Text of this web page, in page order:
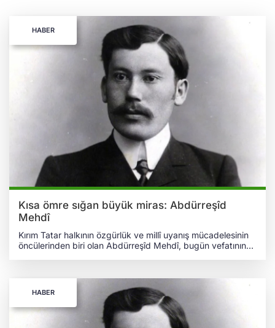
HABER
Kısa ömre sığan büyük miras: Abdürreşîd
Mehdî
Kırım Tatar halkının özgürlük ve millî uyanış mücadelesinin
öncülerinden biri olan Abdürreşîd Mehdî, bugün vefatının
gözlerini yuman Mehdî, kısa süren hayatına büyük bir fikir
ve siyaset mirası sığdırdı. Kırım’ın kuzeyindeki fakir bir
köylü ailesinden çıkan bu mücadele insanı, halkının sesi
olmayı hayatının merkezine koydu. Kırım’ın kuzeyindeki Or
(Perekop) bölgesinde fakir bir köylü ailesinin oğlu olarak
HABER